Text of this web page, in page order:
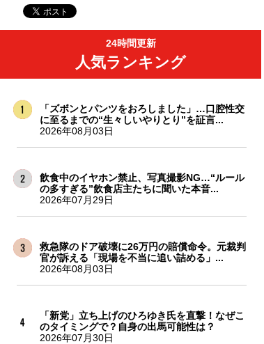
24時間更新
人気ランキング
「ズボンとパンツをおろしました」…口腔性交
に至るまでの“生々しいやりとり”を証言...
2026年08月03日
飲食中のイヤホン禁止、写真撮影NG…“ルール
の多すぎる”飲食店主たちに聞いた本音...
2026年07月29日
救急隊のドア破壊に26万円の賠償命令。元裁判
官が訴える「現場を不当に追い詰める」...
2026年08月03日
「新党」立ち上げのひろゆき氏を直撃！なぜこ
のタイミングで？自身の出馬可能性は？
2026年07月30日